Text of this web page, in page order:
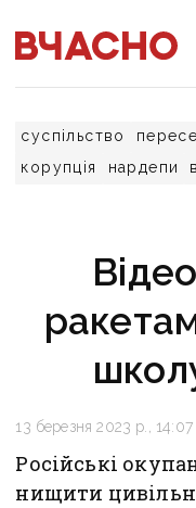
суспільство
корупція
нардепи
13 березня 2023 р., 14:07
Російські
нищити